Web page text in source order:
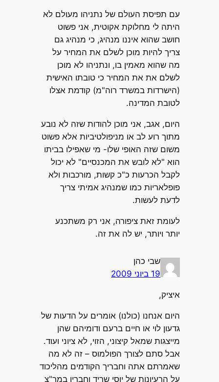
עם תפיסת העולם של נתניהו מעולם לא
היתה לי מחלוקת אקוטית, אני פשוט
חושב שהוא איננו מנהיג, כי מנהיג גם
צריך להיות מוכן לשלם את המחיר על
מה שהוא מאמין בו, ונתניהו לא מוכן
לשלם את את המחיר כי טובתו האישית
(הישרדות במשרד רוה"מ) קודמת אצלו
לטובת המדינה.
היום, אגב, אני מוכן להודות שזה לא נובע
מתוך רוע לב או מניפולטיביות אלא פשוט
משום שזה האופי שלו- מי שאפילו בביתו
הוא "לא לובש את המכנסיים" לא יכול
לקבל הכרעות כ"כ קשות, מורכבות ולא
פופלאריות כמו שמנהיג אמיתי צריך
לדעת לעשות.
לעומת זאת ציפורה, אני רק משתכנע
יותר ויותר, יש לה את זה.
שבי כהן
19 ביוני 2009
איציק,
היום אנחנו (כולנו) אומרים על הדעות של
גדעון לוי או חיים ברעם ודומיהם שהן
מייצגות שמאל קיצוני, הזוי, לא ציוני ועוד.
אבל סתם לצורך הפולמוס – זה לא מה
שאמרתם אתה וחבריך הקודמים מהליכוד
על הרעיונות של יוסי שריד וחבריו במר"צ